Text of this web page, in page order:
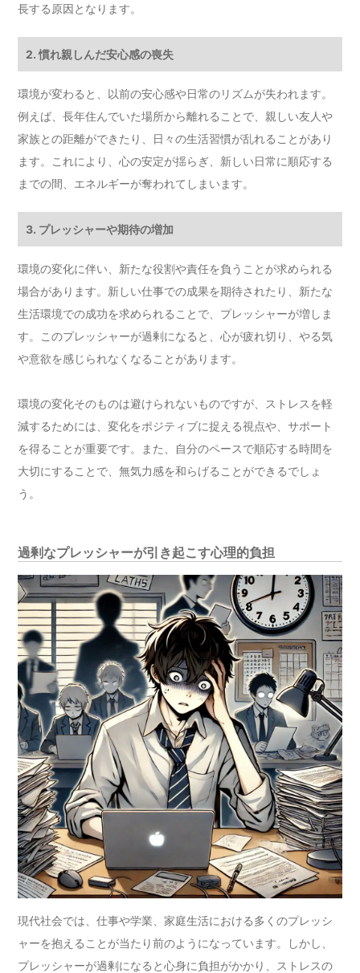
長する原因となります。
2. 慣れ親しんだ安心感の喪失
環境が変わると、以前の安心感や日常のリズムが失われます。
例えば、長年住んでいた場所から離れることで、親しい友人や
家族との距離ができたり、日々の生活習慣が乱れることがあり
ます。これにより、心の安定が揺らぎ、新しい日常に順応する
までの間、エネルギーが奪われてしまいます。
3. プレッシャーや期待の増加
環境の変化に伴い、新たな役割や責任を負うことが求められる
場合があります。新しい仕事での成果を期待されたり、新たな
生活環境での成功を求められることで、プレッシャーが増しま
す。このプレッシャーが過剰になると、心が疲れ切り、やる気
や意欲を感じられなくなることがあります。
環境の変化そのものは避けられないものですが、ストレスを軽
減するためには、変化をポジティブに捉える視点や、サポート
を得ることが重要です。また、自分のペースで順応する時間を
大切にすることで、無気力感を和らげることができるでしょ
う。
過剰なプレッシャーが引き起こす心理的負担
現代社会では、仕事や学業、家庭生活における多くのプレッシ
ャーを抱えることが当たり前のようになっています。しかし、
プレッシャーが過剰になると心身に負担がかかり、ストレスの